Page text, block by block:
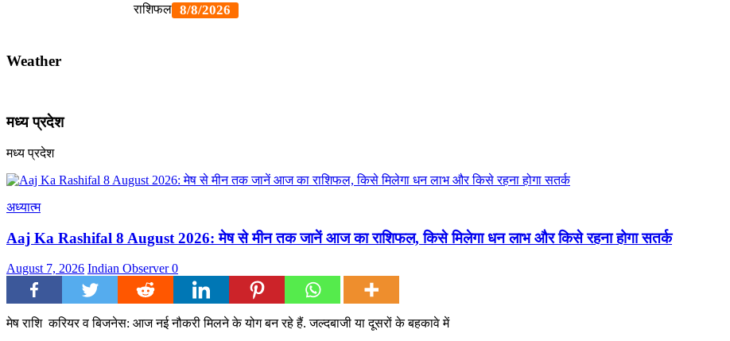
Weather
मध्य प्रदेश
मध्य प्रदेश
अध्यात्म
Aaj Ka Rashifal 8 August 2026: मेष से मीन तक जानें आज का राशिफल, किसे मिलेगा धन लाभ और किसे रहना होगा सतर्क
August 7, 2026 Indian Observer0
मेष राशि करियर व बिजनेस: आज नई नौकरी मिलने के योग बन रहे हैं. जल्दबाजी या दूसरों के बहकावे में